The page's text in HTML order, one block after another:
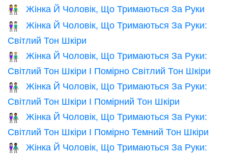
👫 Жінка Й Чоловік, Що Тримаються За Руки
👫🏻
Жінка Й Чоловік, Що Тримаються За Руки:
Світлий Тон Шкіри
👩🏻‍🤝‍👨🏼
Жінка Й Чоловік, Що Тримаються За Руки:
Світлий Тон Шкіри І Помірно Світлий Тон Шкіри
👩🏻‍🤝‍👨🏽
Жінка Й Чоловік, Що Тримаються За Руки:
Світлий Тон Шкіри І Помірний Тон Шкіри
👩🏻‍🤝‍👨🏾
Жінка Й Чоловік, Що Тримаються За Руки:
Світлий Тон Шкіри І Помірно Темний Тон Шкіри
👩🏻‍🤝‍👨🏿
Жінка Й Чоловік, Що Тримаються За Руки: